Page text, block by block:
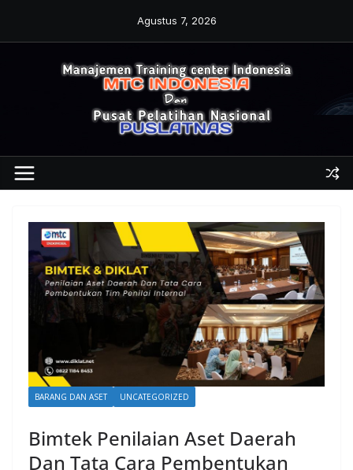
Agustus 7, 2026
BARANG DAN ASET UNCATEGORIZED
Bimtek Penilaian Aset Daerah
Dan Tata Cara Pembentukan